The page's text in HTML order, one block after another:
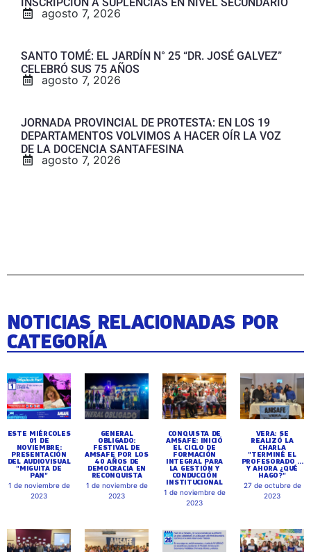
agosto 7, 2026
SANTO TOMÉ: EL JARDÍN N° 25 “DR. JOSÉ GALVEZ”
CELEBRÓ SUS 75 AÑOS
agosto 7, 2026
JORNADA PROVINCIAL DE PROTESTA: EN LOS 19
DEPARTAMENTOS VOLVIMOS A HACER OÍR LA VOZ
DE LA DOCENCIA SANTAFESINA
agosto 7, 2026
NOTICIAS RELACIONADAS POR
CATEGORÍA
ESTE MIÉRCOLES
01 DE
NOVIEMBRE:
PRESENTACIÓN
DEL AUDIOVISUAL
"MIGUITA DE
PAN"
1 de noviembre de
2023
GENERAL
OBLIGADO:
FESTIVAL DE
AMSAFE POR LOS
40 AÑOS DE
DEMOCRACIA EN
RECONQUISTA
1 de noviembre de
2023
CONQUISTA DE
AMSAFE: INICIÓ
EL CICLO DE
FORMACIÓN
INTEGRAL PARA
LA GESTIÓN Y
CONDUCCIÓN
INSTITUCIONAL
1 de noviembre de
2023
VERA: SE
REALIZÓ LA
CHARLA
"TERMINÉ EL
PROFESORADO ...
Y AHORA ¿QUÉ
HAGO?"
27 de octubre de
2023